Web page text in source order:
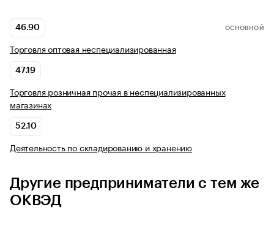
46.90 ОСНОВНОЙ
Торговля оптовая неспециализированная
47.19
Торговля розничная прочая в неспециализированных
магазинах
52.10
Деятельность по складированию и хранению
Другие предприниматели с тем же
ОКВЭД